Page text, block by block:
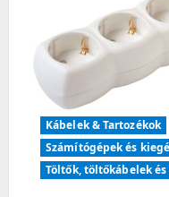
Kábelek & Tartozékok
Számítógépek és
Töltők, töltőkábelek